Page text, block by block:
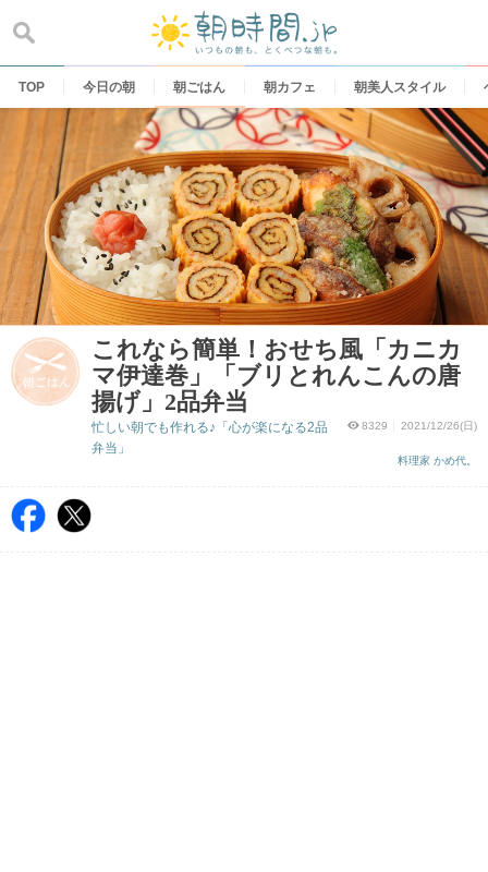
content
TOP 今日の朝 朝ごはん 朝カフェ 朝美人スタイル
これなら簡単！おせち風「カニカ
マ伊達巻」「ブリとれんこんの唐
揚げ」2品弁当
8329 2021/12/26(日)
料理家 かめ代。
忙しい朝でも作れる♪「心が楽になる2品
弁当」